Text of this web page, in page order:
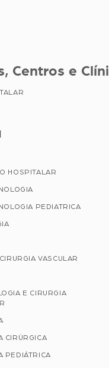
Centros e
HOSPITALAR
PEDIATRICA
VASCULAR
E CIRURGIA
CIRÚRGICA
PEDIÁTRICA